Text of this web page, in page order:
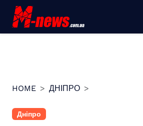
Перейти
вмісту
HOME ДНІПРО
Дніпро